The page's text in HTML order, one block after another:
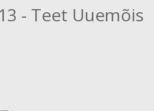
- Teet Uuemõis